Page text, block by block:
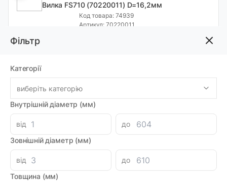
Фільтр
Категорії
виберіть категорію
Внутрішній діаметр (мм)
від
до
Зовнішній діаметр (мм)
від
до
Товщина (мм)
Вилка FS710 (70220011) D=16,2мм
Код товара: 74939
Артикул: 70220011
ВИЛКИ FS
Вилка FS712 (70220012)
Код товара: 74940
Артикул: 70220012
Доставка 1-2 дні
790.40 грн -